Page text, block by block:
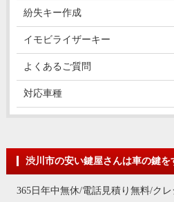
渋川市の安い鍵屋さんは車の鍵
365日年中無休/電話見積り無料/ク
紛失キー作成
イモビライザーキー
よくあるご質問
対応車種